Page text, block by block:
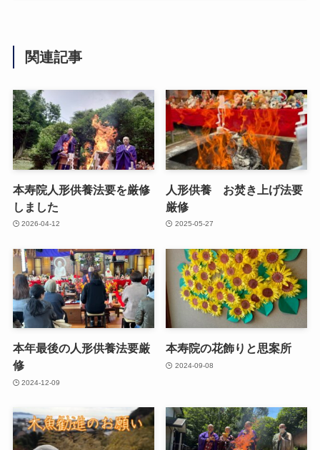
関連記事
本寿院人形供養法要を厳修
しました
2026-04-12
人形供養 お焚き上げ法要
厳修
2025-05-27
本年最後の人形供養法要厳
修
2024-12-09
本寿院の花飾りと思案所
2024-09-08